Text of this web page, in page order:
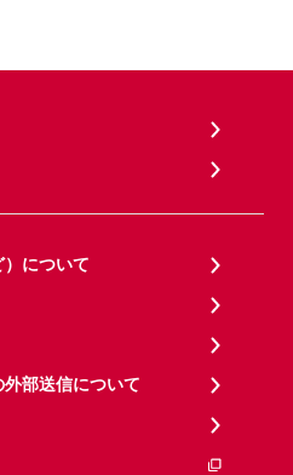
について
部送信について